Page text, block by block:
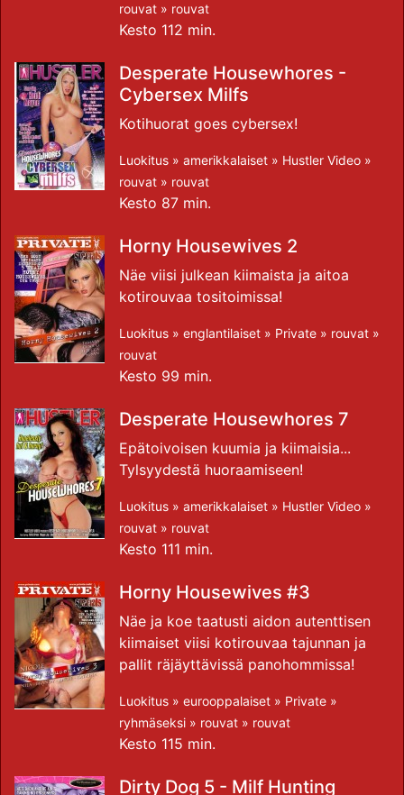
rouvat » rouvat
Kesto 112 min.
Desperate Housewhores -
Cybersex Milfs
Kotihuorat goes cybersex!
Luokitus » amerikkalaiset » Hustler Video »
rouvat » rouvat
Kesto 87 min.
Horny Housewives 2
Näe viisi julkean kiimaista ja aitoa
kotirouvaa tositoimissa!
Luokitus » englantilaiset » Private » rouvat »
rouvat
Kesto 99 min.
Desperate Housewhores 7
Epätoivoisen kuumia ja kiimaisia...
Tylsyydestä huoraamiseen!
Luokitus » amerikkalaiset » Hustler Video »
rouvat » rouvat
Kesto 111 min.
Horny Housewives #3
Näe ja koe taatusti aidon autenttisen
kiimaiset viisi kotirouvaa tajunnan ja
pallit räjäyttävissä panohommissa!
Luokitus » eurooppalaiset » Private »
ryhmäseksi » rouvat » rouvat
Kesto 115 min.
Dirty Dog 5 - Milf Hunting